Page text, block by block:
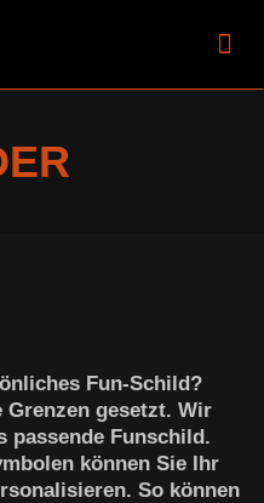
Fun-Schild?
gesetzt. Wir
passende Funschild.
können Sie Ihr
So können